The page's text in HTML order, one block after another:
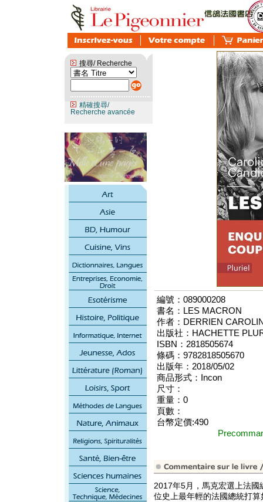
搜尋/ Recherche
精確搜尋/
Recherche avancée
編號：089000208
書名：LES MACRON
作者：DERRIEN
出版社：HACHETTE
ISBN：2818505674
條碼：9782818505670
出版年：2018/05/02
商品形式：Incon
尺寸：
重量：0
頁數：
台幣定價:490
2017年5月，馬克宏選上法
位史上最年輕的法國總統打